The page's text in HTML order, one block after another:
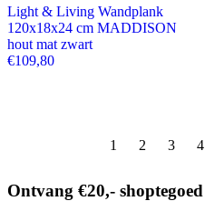
Light & Living Wandplank
120x18x24 cm MADDISON
hout mat zwart
€109,80
1 2 3 4
Ontvang €20,- shoptegoed